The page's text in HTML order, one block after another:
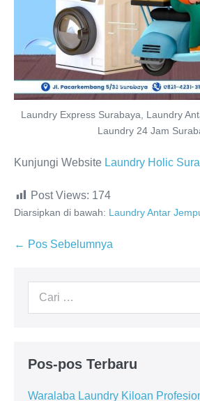
Laundry Express Surabaya, Laundry
Laundry 24 Jam
Kunjungi Website Laundry Holic
Post Views: 174
Diarsipkan di bawah: Laundry Antar
Navigasi
← Pos Sebelumnya
Pencarian
Pos-pos Terbaru
Waralaba Laundry Kiloan